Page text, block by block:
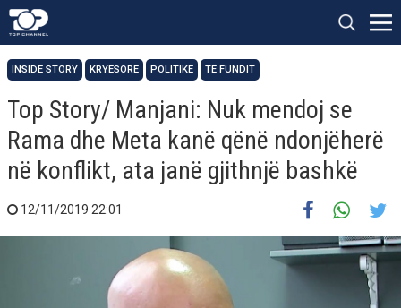
INSIDE STORY KRYESORE POLITIKË TË FUNDIT
Top Story/ Manjani: Nuk mendoj se
Rama dhe Meta kanë qënë ndonjëherë
në konflikt, ata janë gjithnjë bashkë
12/11/2019 22:01